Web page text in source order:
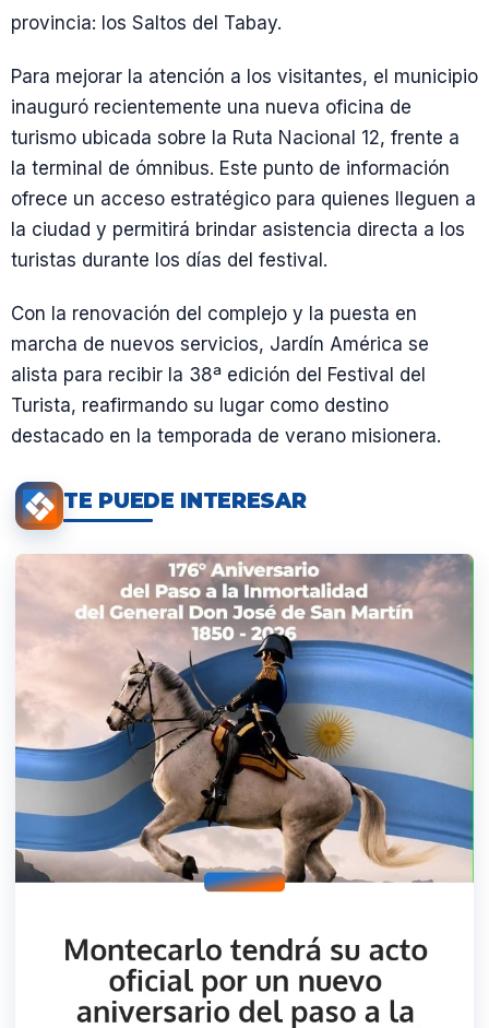
provincia: los Saltos del Tabay.
Para mejorar la atención a los visitantes, el municipio
inauguró recientemente una nueva oficina de
turismo ubicada sobre la Ruta Nacional 12, frente a
la terminal de ómnibus. Este punto de información
ofrece un acceso estratégico para quienes lleguen a
la ciudad y permitirá brindar asistencia directa a los
turistas durante los días del festival.
Con la renovación del complejo y la puesta en
marcha de nuevos servicios, Jardín América se
alista para recibir la 38ª edición del Festival del
Turista, reafirmando su lugar como destino
destacado en la temporada de verano misionera.
TE PUEDE INTERESAR